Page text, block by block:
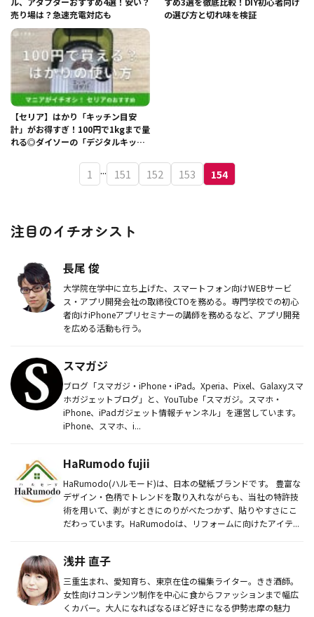
売り場は？急速充電対応も
の選び方と切れ味を検証
【セリア】はかり「キッチン目安
計」がお得すぎ！100円で1kgまで量
れる◎ダイソーの「デジタルキッチ
1 ... 151 152 153 154
注目のイチオシスト
長尾 俊
大学院在学中に立ち上げた、スマートフォン向けWEBサービ
ス・アプリ開発会社の取締役CTOを務める。専門学校での初心
者向けiPhoneアプリセミナーの講師を務めるなど、アプリ開発
を広める活動も行う。
スマガジ
ブログ「スマガジ・iPhone・iPad。Xperia、Pixel、Galaxyスマ
ホガジェットブログ」と、YouTube「スマガジ。スマホ・
iPhone、iPadガジェット情報チャンネル」を運営しています。
iPhone、スマホ、i...
HaRumodo fujii
HaRumodo(ハルモード)は、日本の壁紙ブランドです。 豊富な
デザイン・色柄でトレンドを取り入れながらも、当社の特許技
術を用いて、剥がすときにのりがべたつかず、貼りやすさにこ
だわっています。HaRumodoは、リフォームに向けたアイテ...
浅井 直子
三重生まれ、愛知育ち、東京在住の編集ライター。きき酒師。
女性向けコンテンツ制作を中心に食からファッションまで幅広
くカバー。大人になればなるほど好きになる伊勢志摩の魅力